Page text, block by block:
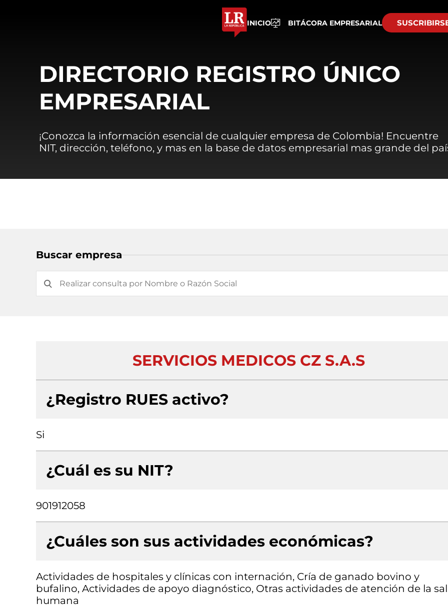
INICIO BITÁCORA EMPRESARIAL
DIRECTORIO REGISTRO ÚNICO
EMPRESARIAL
¡Conozca la información esencial de cualquier empresa de Colombia! Encuentre
NIT, dirección, teléfono, y mas en la base de datos empresarial mas grande del
Buscar empresa
SERVICIOS MEDICOS CZ S.A.S
¿Registro RUES activo?
Si
¿Cuál es su NIT?
901912058
¿Cuáles son sus actividades económicas?
Actividades de hospitales y clínicas con internación, Cría de ganado bovino y
bufalino, Actividades de apoyo diagnóstico, Otras actividades de atención de la
humana